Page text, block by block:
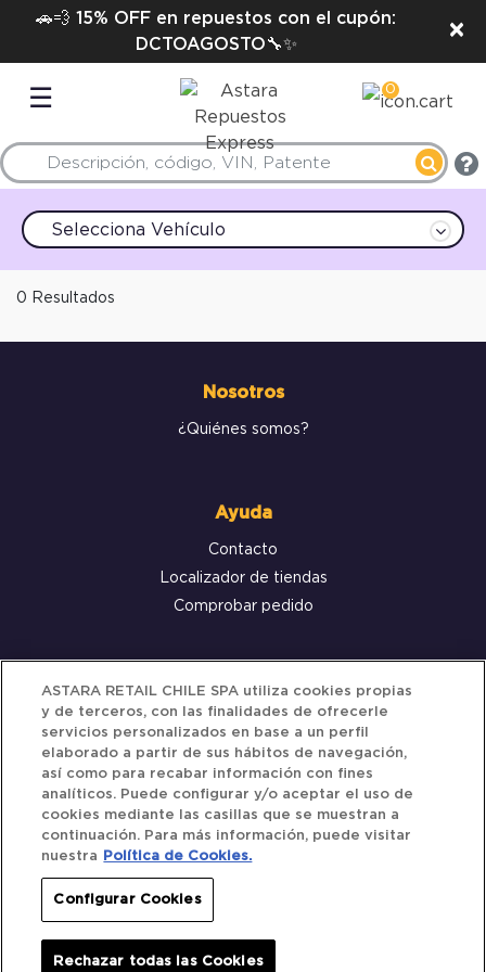
🚗💨 15% OFF en repuestos con el cupón:
DCTOAGOSTO🔧✨
×
☰ 0
Selecciona Vehículo
0 Resultados
Nosotros
¿Quiénes somos?
Ayuda
Contacto
Localizador de tiendas
Comprobar pedido
Servicio al cliente
Términos y Condiciones
Política de privacidad
Siguenos
Redes Sociales
ASTARA RETAIL CHILE SPA utiliza cookies propias
y de terceros, con las finalidades de ofrecerle
servicios personalizados en base a un perfil
elaborado a partir de sus hábitos de navegación,
así como para recabar información con fines
analíticos. Puede configurar y/o aceptar el uso de
cookies mediante las casillas que se muestran a
continuación. Para más información, puede visitar
nuestra
Política de Cookies.
Configurar Cookies
Rechazar todas las Cookies